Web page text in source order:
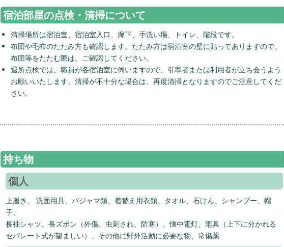
宿泊部屋の点検・清掃について
清掃場所は宿泊室、宿泊室入口、廊下、手洗い場、トイレ、階段です。
布団や毛布のたたみ方も確認します。たたみ方は宿泊室の壁に貼ってありますので、
布団等をたたむ際は、ご確認してください。
退所点検では、職員が各宿泊室に伺いますので、引率者または利用者が立ち会うよう
お願いいたします。清掃が不十分な場合は、再度清掃となりますのでご注意してくだ
さい。
持ち物
個人
上履き、 洗面用具、パジャマ類、着替え用衣類、タオル、石けん、シャンプー、帽
子、
長袖シャツ、長ズボン（外傷、虫刺され、防寒）、懐中電灯、雨具（上下に分かれる
セパレート式が望ましい）、その他に野外活動に必要な物、常備薬